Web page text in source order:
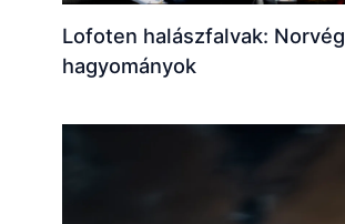
Lofoten halászfalvak: Norvég
hagyományok